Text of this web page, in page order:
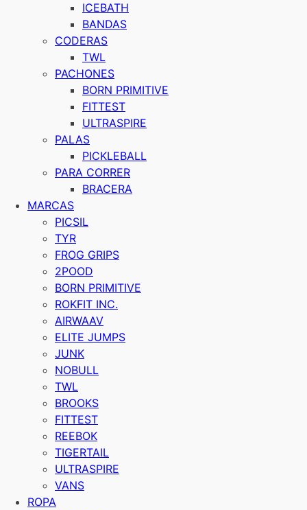
ICEBATH
BANDAS
CODERAS
TWL
PACHONES
BORN PRIMITIVE
FITTEST
ULTRASPIRE
PALAS
PICKLEBALL
PARA CORRER
BRACERA
MARCAS
PICSIL
TYR
FROG GRIPS
2POOD
BORN PRIMITIVE
ROKFIT INC.
AIRWAAV
ELITE JUMPS
JUNK
NOBULL
TWL
BROOKS
FITTEST
REEBOK
TIGERTAIL
ULTRASPIRE
VANS
ROPA